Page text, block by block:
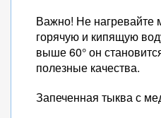
Важно! Не нагревайте
горячую и кипящую
выше 60° он
полезные качества.
Запеченная тыква с